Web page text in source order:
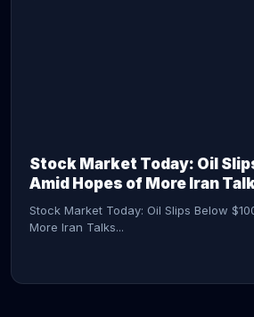
Stock Market Today: Oil
Amid Hopes of More Iran
Stock Market Today: Oil Slips Below
More Iran Talks...